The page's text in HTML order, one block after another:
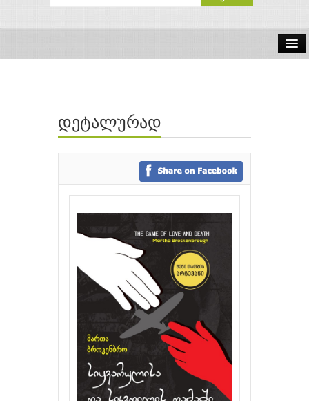
ავტორები
გამომცემლობები
დეტალურად